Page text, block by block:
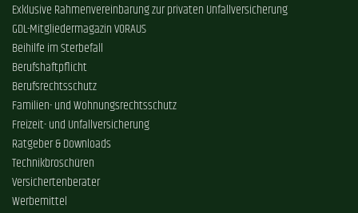
Exklusive Rahmenvereinbarung zur privaten Unfallversicherung
GDL-Mitgliedermagazin VORAUS
Beihilfe im Sterbefall
Berufshaftpflicht
Berufsrechtsschutz
Familien- und Wohnungsrechtsschutz
Freizeit- und Unfallversicherung
Ratgeber & Downloads
Technikbroschüren
Versichertenberater
Werbemittel